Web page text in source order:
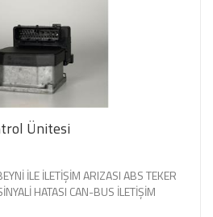
Ünitesi
İLE İLETİŞİM ARIZASI ABS TEKER
HATASI CAN-BUS İLETİŞİM